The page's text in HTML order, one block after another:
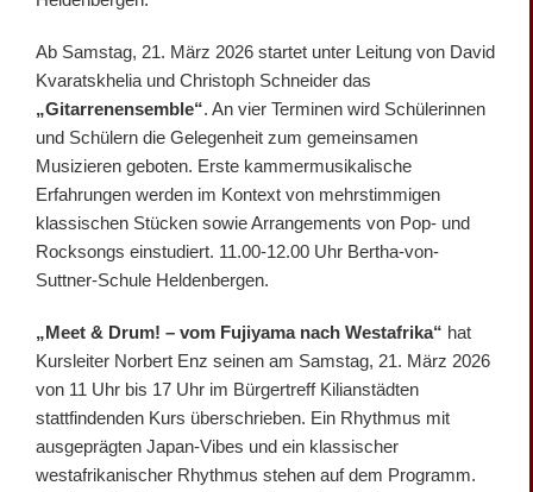
Ab Samstag, 21. März 2026 startet unter Leitung von David
Kvaratskhelia und Christoph Schneider das
„Gitarrenensemble“. An vier Terminen wird Schülerinnen
und Schülern die Gelegenheit zum gemeinsamen
Musizieren geboten. Erste kammermusikalische
Erfahrungen werden im Kontext von mehrstimmigen
klassischen Stücken sowie Arrangements von Pop- und
Rocksongs einstudiert. 11.00-12.00 Uhr Bertha-von-
Suttner-Schule Heldenbergen.
„Meet & Drum! – vom Fujiyama nach Westafrika“ hat
Kursleiter Norbert Enz seinen am Samstag, 21. März 2026
von 11 Uhr bis 17 Uhr im Bürgertreff Kilianstädten
stattfindenden Kurs überschrieben. Ein Rhythmus mit
ausgeprägten Japan-Vibes und ein klassischer
westafrikanischer Rhythmus stehen auf dem Programm.